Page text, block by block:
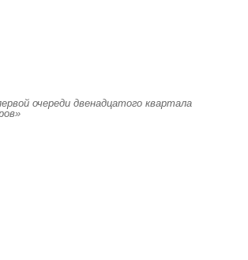
очереди двенадцатого квартала